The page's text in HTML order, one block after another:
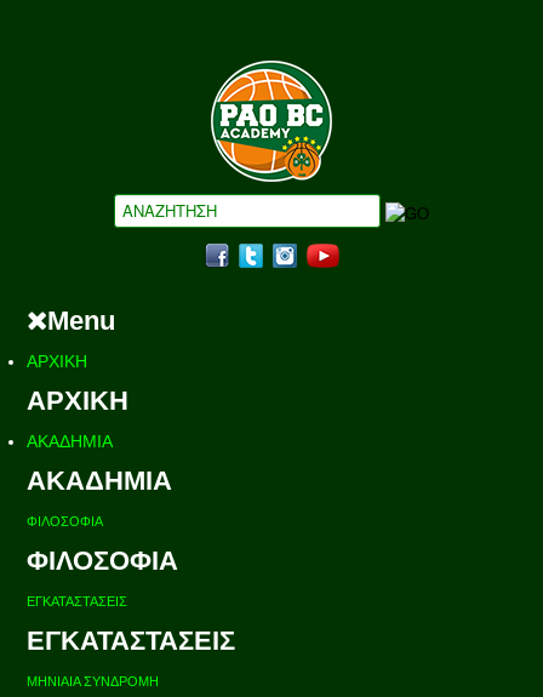
Menu
ΑΡΧΙΚΗ
ΑΡΧΙΚΗ
ΑΚΑΔΗΜΙΑ
ΑΚΑΔΗΜΙΑ
ΦΙΛΟΣΟΦΙΑ
ΦΙΛΟΣΟΦΙΑ
ΕΓΚΑΤΑΣΤΑΣΕΙΣ
ΕΓΚΑΤΑΣΤΑΣΕΙΣ
ΜΗΝΙΑΙΑ ΣΥΝΔΡΟΜΗ